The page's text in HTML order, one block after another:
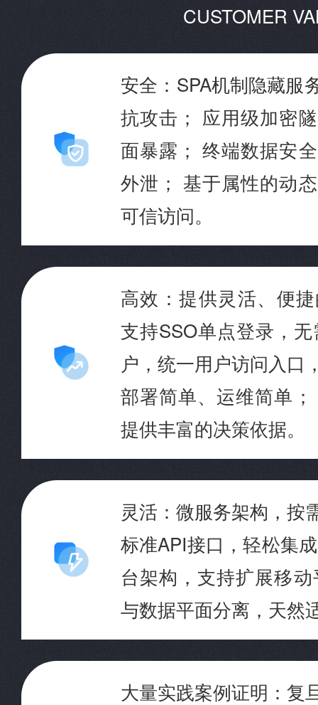
CUSTOMER
安全：SPA机制隐藏服
抗攻击； 应用级加密
面暴露； 终端数据安
外泄； 基于属性的动
可信访问。
高效：提供灵活、便
支持SSO单点登录，
户，统一用户访问入口
部署简单、运维简单
提供丰富的决策依据。
灵活：微服务架构，按
标准API接口，轻松集
台架构，支持扩展移
与数据平面分离，天然
大量实践案例证明：复